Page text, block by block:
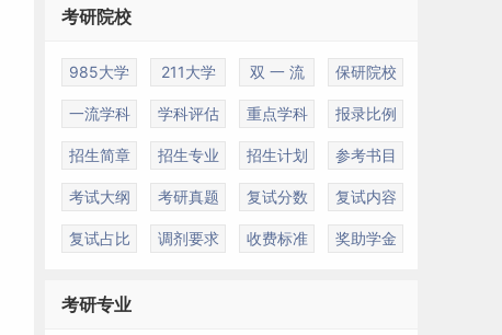
考研院校
985大学 211大学 双 一 流 保研院校
一流学科 学科评估 重点学科 报录比例
招生简章 招生专业 招生计划 参考书目
考试大纲 考研真题 复试分数 复试内容
复试占比 调剂要求 收费标准 奖助学金
考研专业